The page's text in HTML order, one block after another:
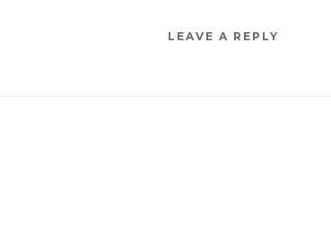
LEAVE A REPLY